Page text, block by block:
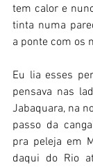
tem calor e
tinta numa
a ponte com os
Eu lia esses
pensava nas
Jabaquara, na
passo da
pra peleja em
daqui do Rio